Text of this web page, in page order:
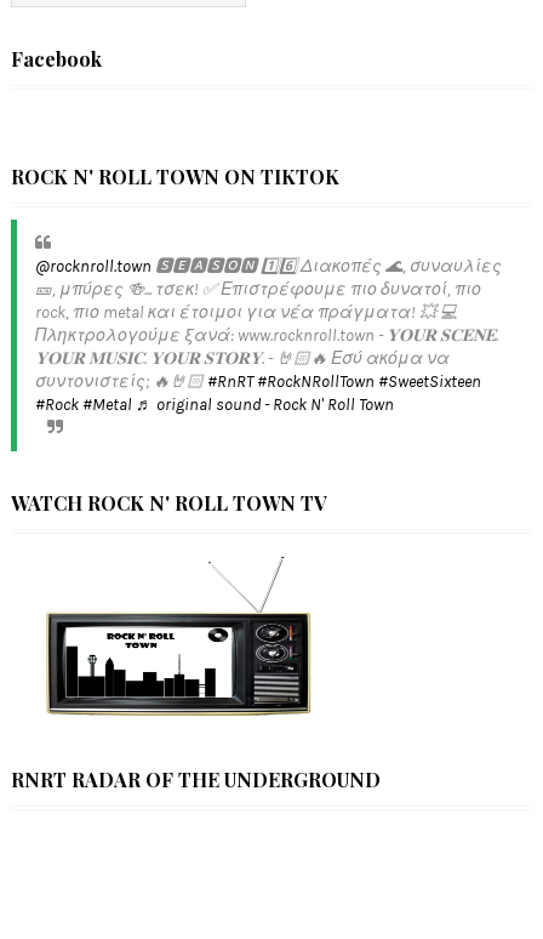
Facebook
ROCK N' ROLL TOWN ON TIKTOK
@rocknroll.town 🆂🅴🅰🆂🅾🅽 1️⃣6️⃣ Διακοπές 🌊, συναυλίες
🎫, μπύρες 🍻... τσεκ! ✅️ Επιστρέφουμε πιο δυνατοί, πιο
rock, πιο metal και έτοιμοι για νέα πράγματα! 💥 💻
Πληκτρολογούμε ξανά: www.rocknroll.town - 𝐘𝐎𝐔𝐑 𝐒𝐂𝐄𝐍𝐄.
𝐘𝐎𝐔𝐑 𝐌𝐔𝐒𝐈𝐂. 𝐘𝐎𝐔𝐑 𝐒𝐓𝐎𝐑𝐘. - 🤘🏻🔥 Εσύ ακόμα να
συντονιστείς; 🔥🤘🏻#RnRT #RockNRollTown #SweetSixteen
#Rock #Metal ♬ original sound - Rock N' Roll Town
WATCH ROCK N' ROLL TOWN TV
RNRT RADAR OF THE UNDERGROUND